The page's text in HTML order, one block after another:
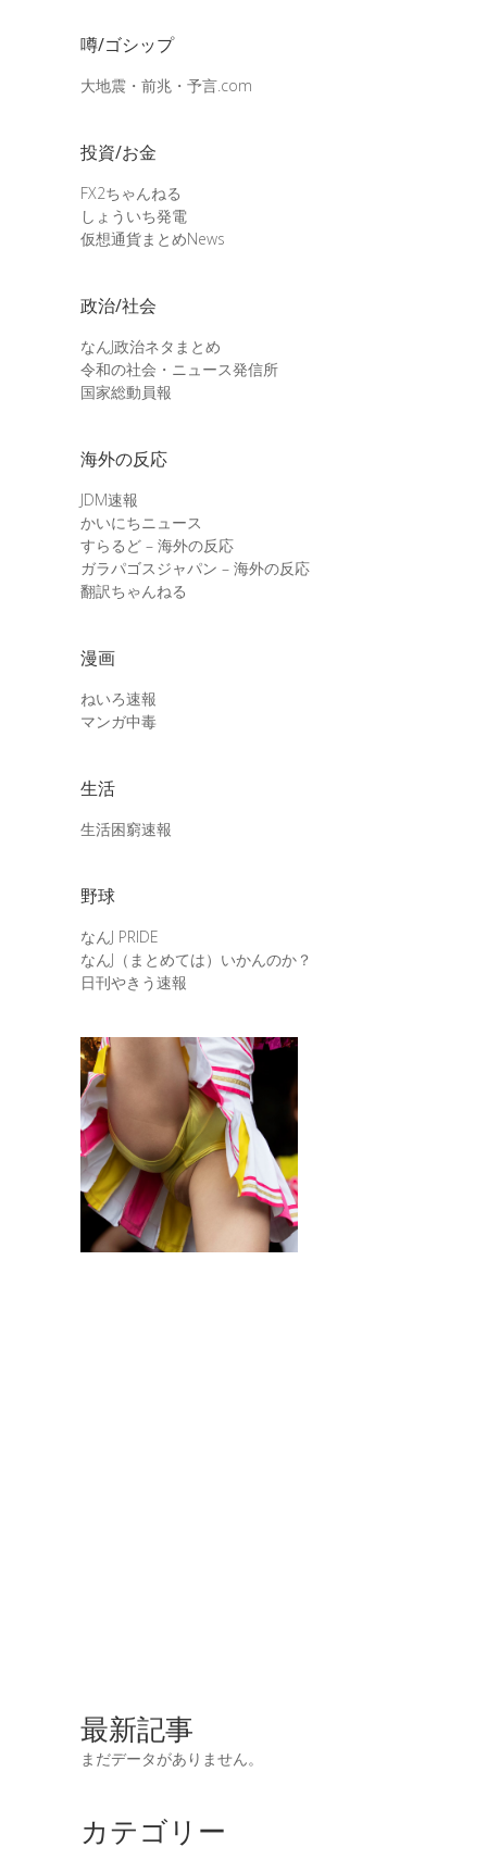
噂/ゴシップ
大地震・前兆・予言.com
投資/お金
FX2ちゃんねる
しょういち発電
仮想通貨まとめNews
政治/社会
なんJ政治ネタまとめ
令和の社会・ニュース発信所
国家総動員報
海外の反応
JDM速報
かいにちニュース
すらるど – 海外の反応
ガラパゴスジャパン – 海外の反応
翻訳ちゃんねる
漫画
ねいろ速報
マンガ中毒
生活
生活困窮速報
野球
なんJ PRIDE
なんJ（まとめては）いかんのか？
日刊やきう速報
最新記事
まだデータがありません。
カテゴリー